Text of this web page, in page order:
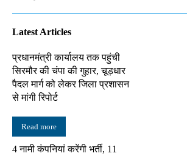
Latest Articles
प्रधानमंत्री कार्यालय तक पहुंची
सिरमौर की चंपा की गुहार, चूड़धार
पैदल मार्ग को लेकर जिला प्रशासन
से मांगी रिपोर्ट
Read more
4 नामी कंपनियां करेंगी भर्ती, 11